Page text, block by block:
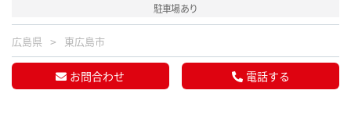
駐車場あり
広島県 東広島市
お問合わせ 電話する